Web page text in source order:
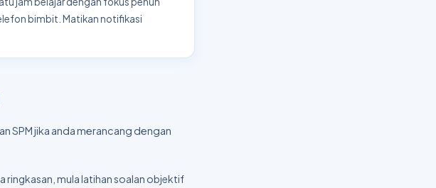
bimbit. Matikan notifikasi
SPM jika anda merancang dengan
ringkasan, mula latihan soalan objektif